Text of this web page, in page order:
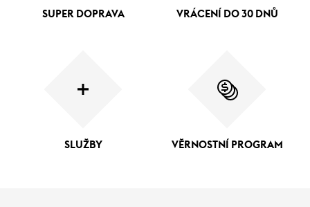
SUPER DOPRAVA VRÁCENÍ DO 30 DNŮ
SLUŽBY VĚRNOSTNÍ PROGRAM